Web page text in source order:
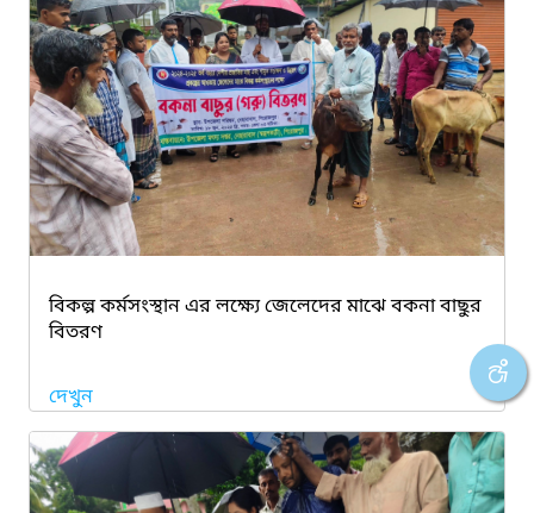
বিকল্প কর্মসংস্থান এর লক্ষ্যে জেলেদের মাঝে বকনা বাছুর
বিতরণ
দেখুন